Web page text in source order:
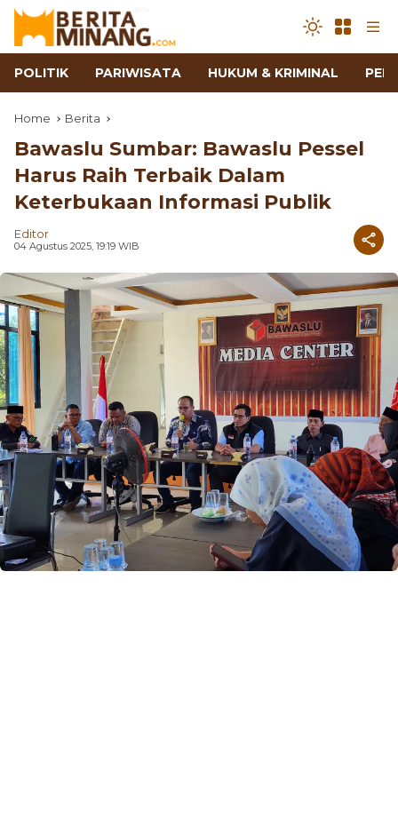
POLITIK PARIWISATA HUKUM & KRIMINAL
Home Berita
Bawaslu Sumbar: Bawaslu Pessel
Harus Raih Terbaik Dalam
Keterbukaan Informasi Publik
Editor
04 Agustus 2025, 19:19 WIB